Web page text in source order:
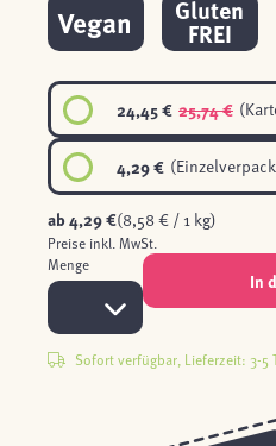
Vegan Gluten
FREI
24,45 € 25,74 €
4,29 €
ab4,29 €(8,58 € / 1 kg)
Preise inkl. MwSt.
Menge
In
Sofort verfügbar, Lieferzeit: 3-5